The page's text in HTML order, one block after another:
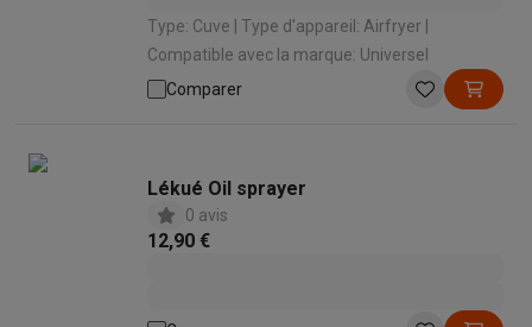
Type: Cuve | Type d'appareil: Airfryer |
Compatible avec la marque: Universel
Comparer
Lékué Oil sprayer
0 avis
12,90 €